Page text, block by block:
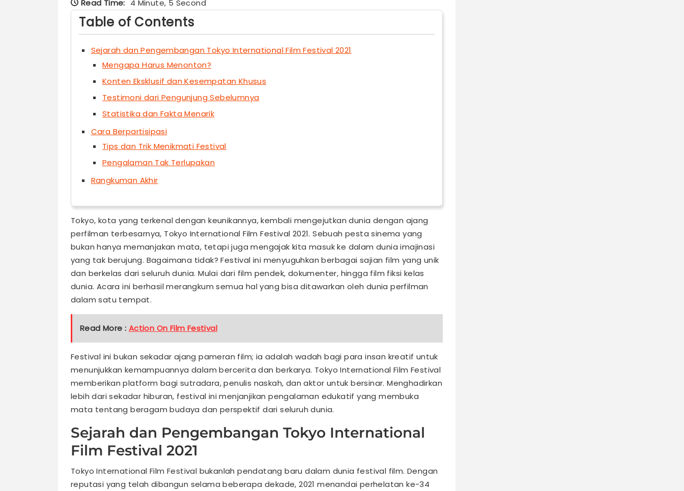
Read Time: 4 Minute, 5 Second
Table of Contents
Sejarah dan Pengembangan Tokyo International Film Festival 2021
Mengapa Harus Menonton?
Konten Eksklusif dan Kesempatan Khusus
Testimoni dari Pengunjung Sebelumnya
Statistika dan Fakta Menarik
Cara Berpartisipasi
Tips dan Trik Menikmati Festival
Pengalaman Tak Terlupakan
Rangkuman Akhir
Tokyo, kota yang terkenal dengan keunikannya, kembali mengejutkan dunia dengan ajang
perfilman terbesarnya, Tokyo International Film Festival 2021. Sebuah pesta sinema yang
bukan hanya memanjakan mata, tetapi juga mengajak kita masuk ke dalam dunia imajinasi
yang tak berujung. Bagaimana tidak? Festival ini menyuguhkan berbagai sajian film yang unik
dan berkelas dari seluruh dunia. Mulai dari film pendek, dokumenter, hingga film fiksi kelas
dunia. Acara ini berhasil merangkum semua hal yang bisa ditawarkan oleh dunia perfilman
dalam satu tempat.
Read More : Action On Film Festival
Festival ini bukan sekadar ajang pameran film; ia adalah wadah bagi para insan kreatif untuk
menunjukkan kemampuannya dalam bercerita dan berkarya. Tokyo International Film Festival
memberikan platform bagi sutradara, penulis naskah, dan aktor untuk bersinar. Menghadirkan
lebih dari sekadar hiburan, festival ini menjanjikan pengalaman edukatif yang membuka
mata tentang beragam budaya dan perspektif dari seluruh dunia.
Sejarah dan Pengembangan Tokyo International
Film Festival 2021
Tokyo International Film Festival bukanlah pendatang baru dalam dunia festival film. Dengan
reputasi yang telah dibangun selama beberapa dekade, 2021 menandai perhelatan ke-34